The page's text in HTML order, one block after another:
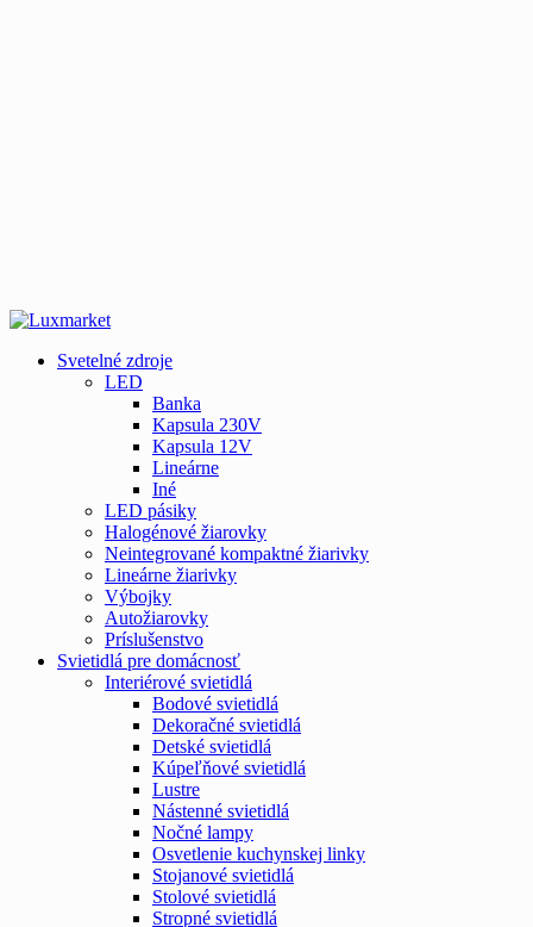
Svetelné zdroje
LED
Banka
Kapsula 230V
Kapsula 12V
Lineárne
Iné
LED pásiky
Halogénové žiarovky
Neintegrované kompaktné žiarivky
Lineárne žiarivky
Výbojky
Autožiarovky
Príslušenstvo
Svietidlá pre domácnosť
Interiérové svietidlá
Bodové svietidlá
Dekoračné svietidlá
Detské svietidlá
Kúpeľňové svietidlá
Lustre
Nástenné svietidlá
Nočné lampy
Osvetlenie kuchynskej linky
Stojanové svietidlá
Stolové svietidlá
Stropné svietidlá